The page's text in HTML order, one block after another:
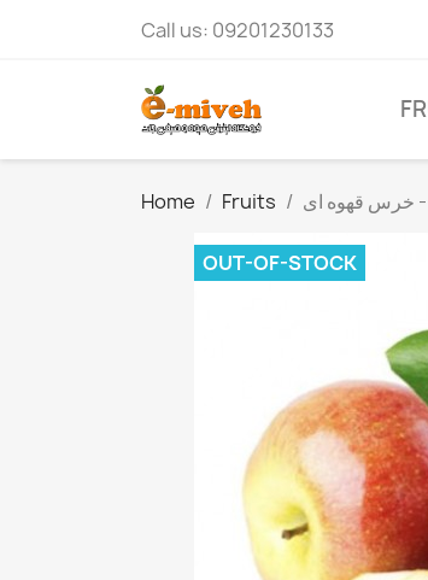
Call us: 09201230133
Home Fruits - خرس قهوه ای
OUT-OF-STOCK